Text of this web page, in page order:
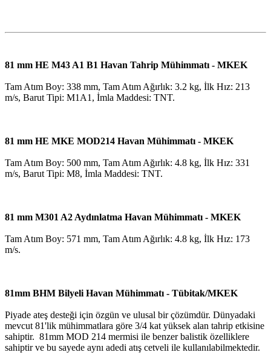
81 mm HE M43 A1 B1 Havan Tahrip Mühimmatı - MKEK
Tam Atım Boy: 338 mm, Tam Atım Ağırlık: 3.2 kg, İlk Hız: 213
m/s, Barut Tipi: M1A1, İmla Maddesi: TNT.
81 mm HE MKE MOD214 Havan Mühimmatı - MKEK
Tam Atım Boy: 500 mm, Tam Atım Ağırlık: 4.8 kg, İlk Hız: 331
m/s, Barut Tipi: M8, İmla Maddesi: TNT.
81 mm M301 A2 Aydınlatma Havan Mühimmatı - MKEK
Tam Atım Boy: 571 mm, Tam Atım Ağırlık: 4.8 kg, İlk Hız: 173
m/s.
81mm BHM Bilyeli Havan Mühimmatı - Tübitak/MKEK
Piyade ateş desteği için özgün ve ulusal bir çözümdür. Dünyadaki
mevcut 81'lik mühimmatlara göre 3/4 kat yüksek alan tahrip etkisine
sahiptir. 81mm MOD 214 mermisi ile benzer balistik özelliklere
sahiptir ve bu sayede aynı adedi atış cetveli ile kullanılabilmektedir.